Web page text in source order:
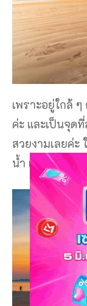
เพราะอยู่ใกล้
ค่ะ และเป็นจุด
สวยงามเลยค่ะ
น้ํา เล่นทรายกั